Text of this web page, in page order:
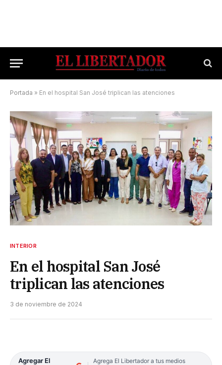
Portada » En el hospital San José triplican las atenciones
INTERIOR
En el hospital San José
triplican las atenciones
3 de noviembre de 2024
Agregar El
Agrega El Libertador a tus medios